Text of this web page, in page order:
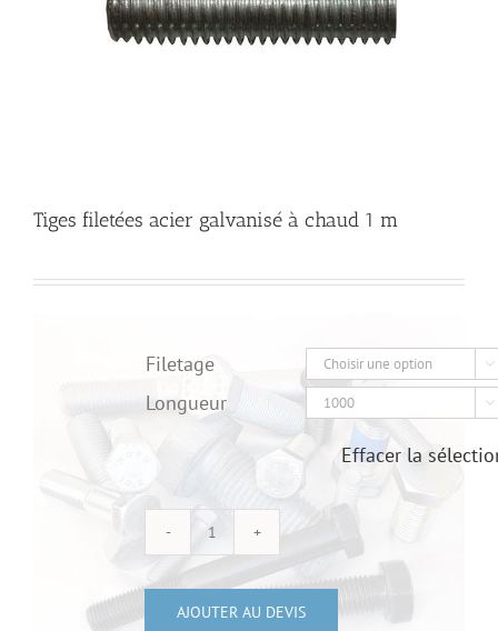
Tiges filetées acier galvanisé à chaud 1 m
Filetage 
Longueur 
Effacer la
quantité
Tiges
AJOUTER AU DEVIS